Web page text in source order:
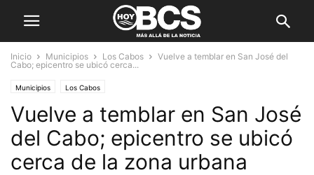
Inicio Municipios Los Cabos
Vuelve a temblar en San José del
Cabo; epicentro se ubicó cerca...
Municipios Los Cabos
Vuelve a temblar en San José
del Cabo; epicentro se ubicó
cerca de la zona urbana